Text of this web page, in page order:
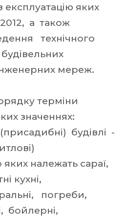
яких
а також
технічного
мереж.
терміни
значеннях:
будівлі -
належать сараї,
кухні,
погреби,
бойлерні,